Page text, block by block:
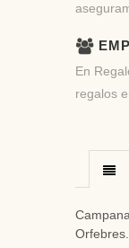
En
regalos